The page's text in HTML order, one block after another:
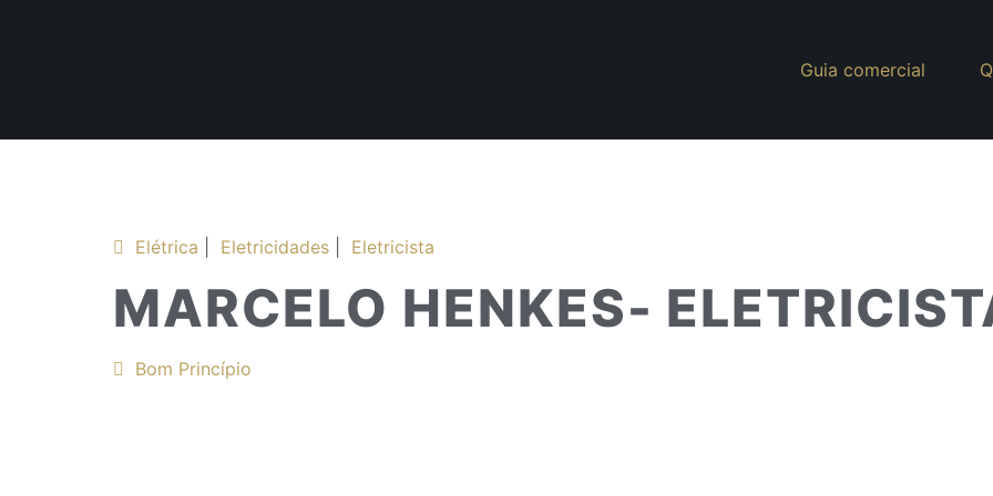
Guia comercial
Elétrica Eletricidades Eletricista
MARCELO HENKES-
Bom Princípio